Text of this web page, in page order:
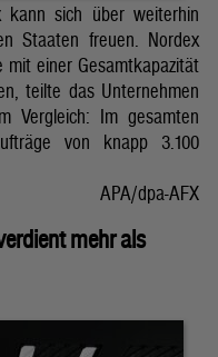
kann sich über weiterhin
Staaten freuen. Nordex
einer Gesamtkapazität
teilte das Unternehmen
Vergleich: Im gesamten
von knapp 3.100
APA/dpa-AFX
mehr als